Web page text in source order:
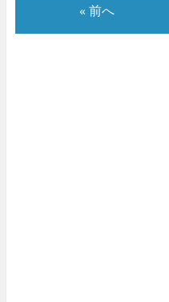
« 前へ